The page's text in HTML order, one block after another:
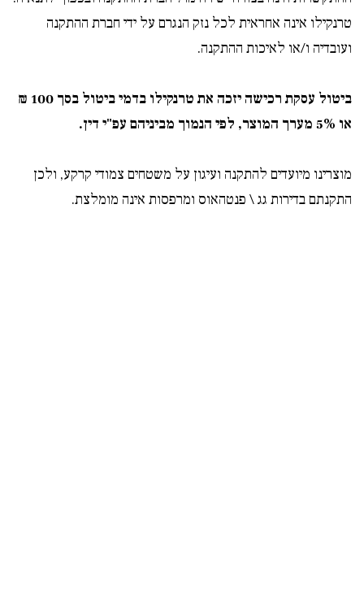
טרנקילו אינה אחראית לכל נזק הנגרם על ידי חברת ההתקנה
ועובדיה ו/או לאיכות ההתקנה.
ביטול עסקת רכישה יזכה את טרנקילו בדמי ביטול בסך 100 ₪
או 5% מערך המוצר, לפי הנמוך מביניהם עפ"י דין.
מוצרינו מיועדים להתקנה ועיגון על משטחים צמודי קרקע, ולכן
התקנתם בדירות גג \ פנטהאוס ומרפסות אינה מומלצת.